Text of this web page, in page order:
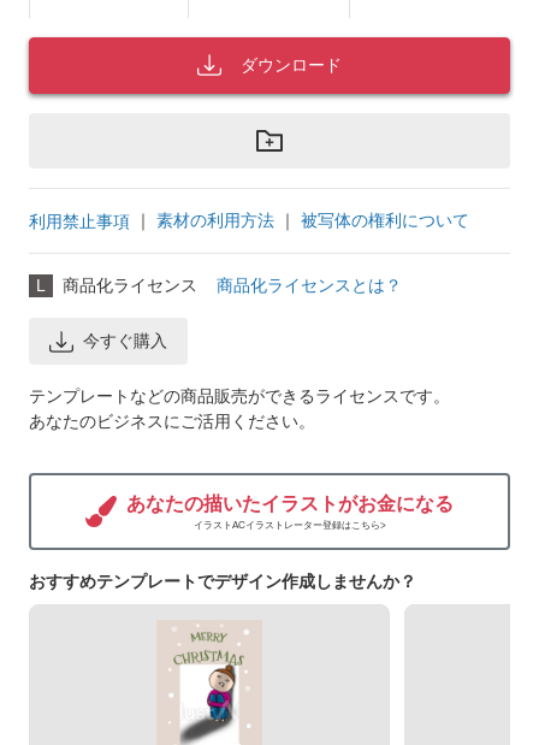
ダウンロード
利用禁止事項 ｜ 素材の利用方法 ｜ 被写体の権利について
L 商品化ライセンス 商品化ライセンスとは？
今すぐ購入
テンプレートなどの商品販売ができるライセンスです。
あなたのビジネスにご活用ください。
あなたの描いたイラストがお金になる
イラストACイラストレーター登録はこちら>
おすすめテンプレートでデザイン作成しませんか？